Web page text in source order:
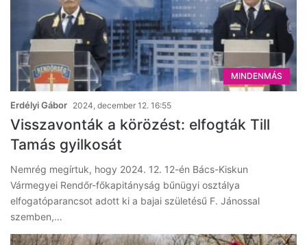
MINDENMÁS
Erdélyi Gábor 2024, december 12. 16:55
Visszavonták a körözést: elfogták Till
Tamás gyilkosát
Nemrég megírtuk, hogy 2024. 12. 12-én Bács-Kiskun
Vármegyei Rendőr-főkapitányság bűnügyi osztálya
elfogatóparancsot adott ki a bajai születésű F. Jánossal
szemben,…